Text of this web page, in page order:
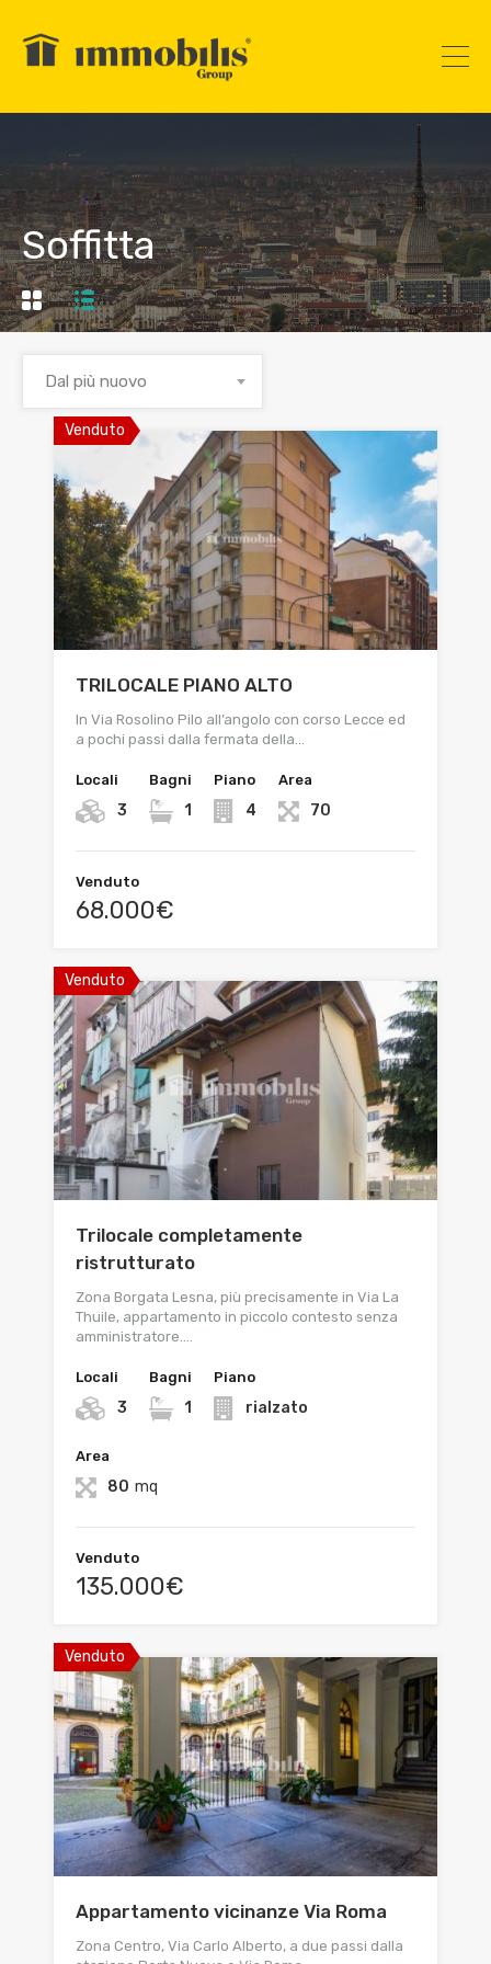
Soffitta
Dal più nuovo
Venduto
TRILOCALE PIANO ALTO
In Via Rosolino Pilo all’angolo con corso Lecce ed
a pochi passi dalla fermata della…
Locali
3
Bagni
1
Piano
4
Area
70
Venduto
68.000€
Venduto
Trilocale completamente
ristrutturato
Zona Borgata Lesna, più precisamente in Via La
Thuile, appartamento in piccolo contesto senza
amministratore.…
Locali
3
Bagni
1
Piano
rialzato
Area
80 mq
Venduto
135.000€
Venduto
Appartamento vicinanze Via Roma
Zona Centro, Via Carlo Alberto, a due passi dalla